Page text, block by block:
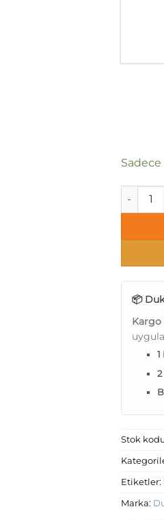
Sadece
Duka
📦
Kargo
1
Stok
Etiketler:
Marka: